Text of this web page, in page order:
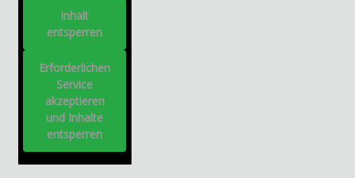
Inhalt
entsperren
Erforderlichen
Service
akzeptieren
und Inhalte
entsperren